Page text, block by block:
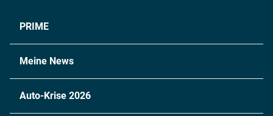
PRIME
Meine News
Auto-Krise 2026